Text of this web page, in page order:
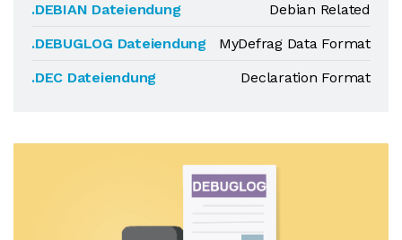
.DEBIAN Dateiendung
Debian Related
.DEBUGLOG Dateiendung
MyDefrag Data Format
.DEC Dateiendung
Declaration Format